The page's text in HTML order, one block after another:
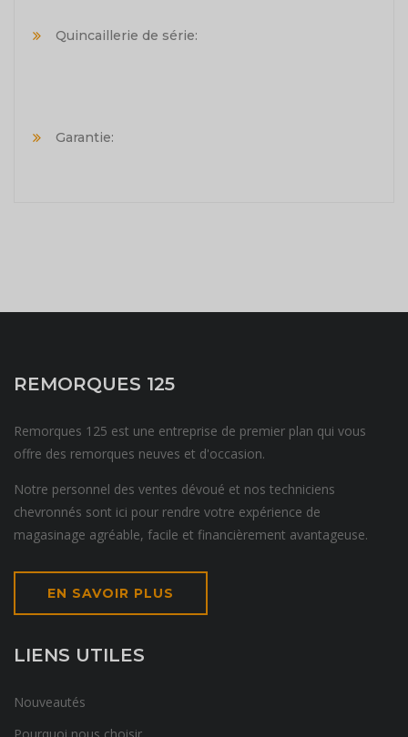
Quincaillerie de série:
Garantie:
REMORQUES 125
Remorques 125 est une entreprise de premier plan qui vous
offre des remorques neuves et d'occasion.
Notre personnel des ventes dévoué et nos techniciens
chevronnés sont ici pour rendre votre expérience de
magasinage agréable, facile et financièrement avantageuse.
EN SAVOIR PLUS
LIENS UTILES
Nouveautés